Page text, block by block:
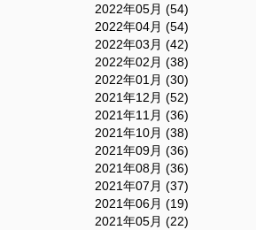
2022年05月 (54)
2022年04月 (54)
2022年03月 (42)
2022年02月 (38)
2022年01月 (30)
2021年12月 (52)
2021年11月 (36)
2021年10月 (38)
2021年09月 (36)
2021年08月 (36)
2021年07月 (37)
2021年06月 (19)
2021年05月 (22)